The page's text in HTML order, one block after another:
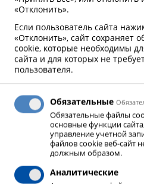
охрупчиваться с
жидкого азота или
этого метода могут быть
температуры материала.
ПРИМЕНЕНИЕ ГАЗА
У жидкого азота точка
атмосферном давлении 1
охлаждению продукта (в
«Отклонить».
Если пользователь сайта
«Отклонить», сайт сохраняет
cookie, которые необходимы
сайта и для которых не
пользователя.
Обязательные
Обязательные файлы
основные функции
управление учетной
файлов cookie веб-сайт
должным образом.
Аналитические